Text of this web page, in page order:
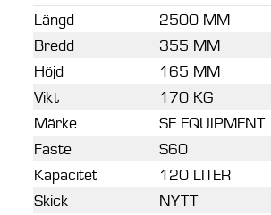
Längd
2500 MM
Bredd
355 MM
Höjd
165 MM
Vikt
170 KG
Märke
SE EQUIPMENT
Fäste
S60
Kapacitet
120 LITER
Skick
NYTT